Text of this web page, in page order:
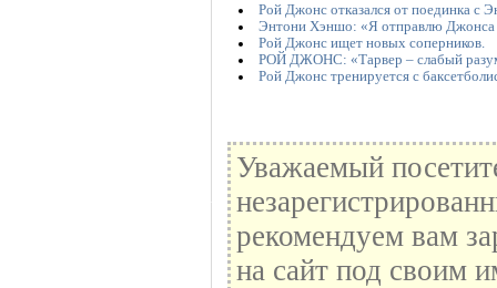
Рой Джонс отказался от поединка с
Энтони Хэншо: «Я отправлю Джонса
Рой Джонс ищет новых соперников.
РОЙ ДЖОНС: «Тарвер – слабый
Рой Джонс тренируется с
Уважаемый
рекомендуем вам
на сайт под своим